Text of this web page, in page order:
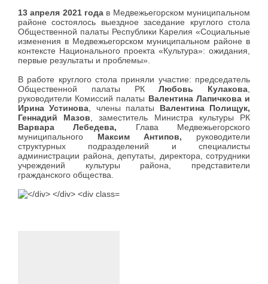
13 апреля 2021 года в Медвежьегорском муниципальном
районе состоялось выездное заседание круглого стола
Общественной палаты Республики Карелия «Социальные
изменения в Медвежьегорском муниципальном районе в
контексте Национального проекта «Культура»: ожидания,
первые результаты и проблемы».
В работе круглого стола приняли участие: председатель
Общественной палаты РКЛюбовь Кулакова
руководители Комиссий палаты Валентина Лапичкова и
Ирина Устинова , члены палаты Валентина Полищук,
Геннадий Мазов , заместитель Министра культуры РК
Варвара Лебедева, Глава Медвежьегорского
муниципального Максим Антипов, руководители
структурных подразделений и специалисты
администрации района, депутаты, директора, сотрудники
учреждений культуры района, представители
гражданского общества.